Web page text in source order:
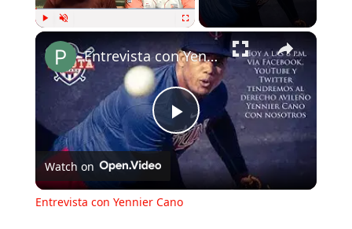
Fullscreen
Play
Video
Entrevista con Yennier Cano
Watch on
Entrevista con Yennier Cano